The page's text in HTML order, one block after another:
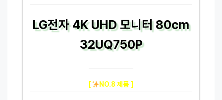
LG전자 4K UHD 모니터 80cm
32UQ750P
[ NO.8 제품 ]